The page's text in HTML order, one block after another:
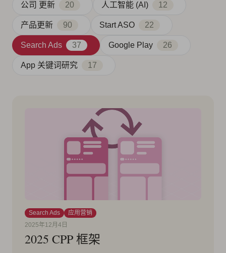
公司 更新 20 人工智能 (AI) 12
产品更新 90 Start ASO 22
Search Ads 37 Google Play 26
App 关键词研究 17
Search Ads
应用营销
2025年12月4日
2025 CPP 框架